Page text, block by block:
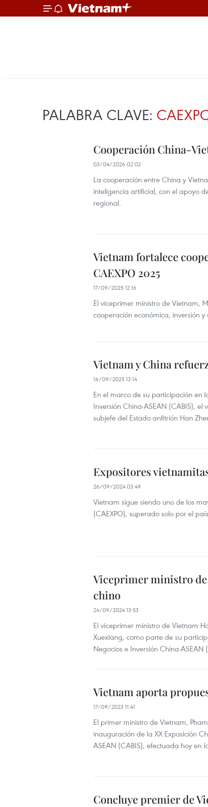
PALABRA CLAVE:
Cooperación China-
03/04/2026 02:02
La cooperación entre China y
inteligencia artificial, con el apoyo
regional.
Vietnam fortalece
CAEXPO 2025
17/09/2025 12:16
El viceprimer ministro de Vietnam,
cooperación económica, inversión
Vietnam y China
16/09/2025 13:14
En el marco de su participación en
Inversión China-ASEAN (CABIS),
subjefe del Estado anfitrión Han
Expositores
26/09/2024 03:49
Vietnam sigue siendo uno de los
(CAEXPO), superado solo por el
Viceprimer ministro de
chino
24/09/2024 13:53
El viceprimer ministro de Vietnam
Xuexiang, como parte de su
Negocios e Inversión China-
Vietnam aporta
17/09/2023 11:41
El primer ministro de Vietnam,
inauguración de la XX Exposición
ASEAN (CABIS), efectuada hoy
Concluye premier de